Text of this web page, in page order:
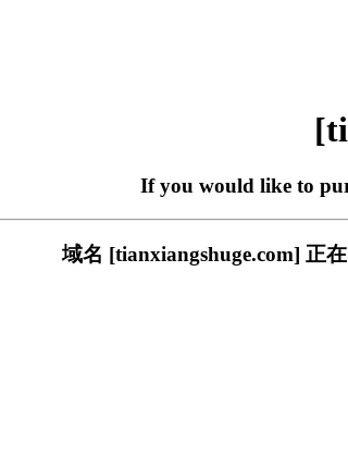
If you would like to
域名 [tianxiangshuge.com] 正